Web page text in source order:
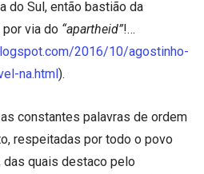
do Sul, então bastião da
via do “apartheid”!…
2016/10/agostinho-
na.html ).
constantes palavras de ordem
respeitadas por todo o povo
das quais destaco pelo